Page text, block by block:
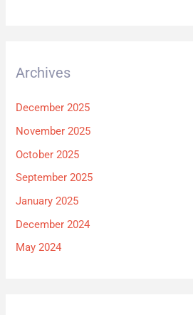
Archives
December 2025
November 2025
October 2025
September 2025
January 2025
December 2024
May 2024